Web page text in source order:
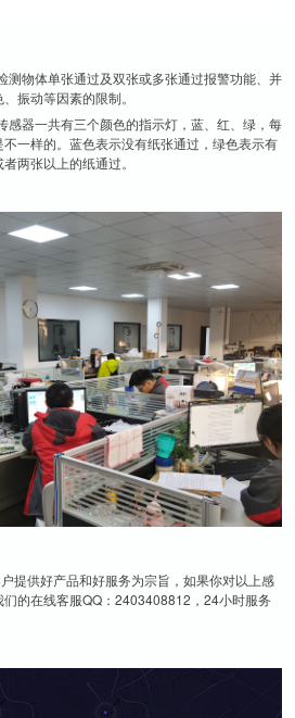
测物体单张通过及双张或多张通过报警功能、并
振动等因素的限制。
感器一共有三个颜色的指示灯，蓝、红、绿，每
一样的。蓝色表示没有纸张通过，绿色表示有
两张以上的纸通过。
供好产品和好服务为宗旨，如果你对以上感
的在线客服QQ：2403408812，24小时服务